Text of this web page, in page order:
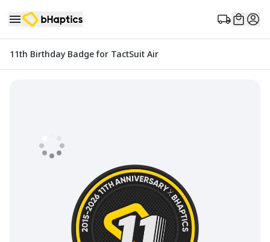
11th Birthday Badge for TactSuit Air